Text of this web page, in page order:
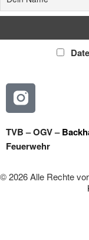
TVB–OGV–
Feuerwehr
© 2026 Alle Rechte